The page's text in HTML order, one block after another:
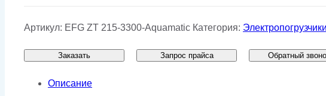
Артикул: EFG ZT 215-3300-Aquamatic Категория: Электропогрузчики
Заказать Запрос прайса Обратный
Описание